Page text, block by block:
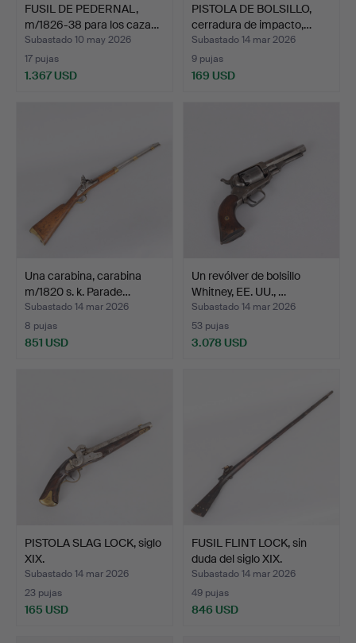
FUSIL DE PEDERNAL,
m/1826-38 para los caza…
Subastado 10 may 2026
17 pujas
1.367 USD
PISTOLA DE BOLSILLO,
cerradura de impacto,…
Subastado 14 mar 2026
9 pujas
169 USD
Una carabina, carabina
m/1820 s. k. Parade…
Subastado 14 mar 2026
8 pujas
851 USD
Un revólver de bolsillo
Whitney, EE. UU., …
Subastado 14 mar 2026
53 pujas
3.078 USD
PISTOLA SLAG LOCK, siglo
XIX.
Subastado 14 mar 2026
23 pujas
165 USD
FUSIL FLINT LOCK, sin
duda del siglo XIX.
Subastado 14 mar 2026
49 pujas
846 USD